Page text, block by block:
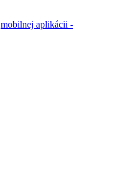
mobilnej aplikácii -